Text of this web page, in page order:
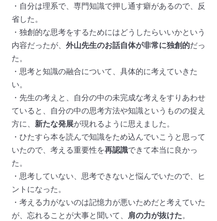
・自分は理系で、専門知識で押し通す癖があるので、反
省した。
・独創的な思考をするためにはどうしたらいいかという
内容だったが、 外山先生のお話自体が非常に独創的だっ
た。
・思考と知識の融合について、具体的に考えていきた
い。
・先生の考えと、自分の中の未完成な考えをすりあわせ
ていると、自分の中の思考方法や知識というものの捉え
方に、 新たな発展が現れるように思えました。
・ひたすら本を読んで知識をため込んでいこうと思って
いたので、考える重要性を再認識できて本当に良かっ
た。
・思考していない、思考できないと悩んでいたので、ヒ
ントになった。
・考える力がないのは記憶力が悪いためだと考えていた
が、忘れることが大事と聞いて、 肩の力が抜けた。